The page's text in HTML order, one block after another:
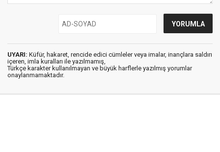
UYARI: Küfür, hakaret, rencide edici cümleler veya imalar, inançlara saldırı
içeren, imla kuralları ile yazılmamış,
Türkçe karakter kullanılmayan ve büyük harflerle yazılmış yorumlar
onaylanmamaktadır.